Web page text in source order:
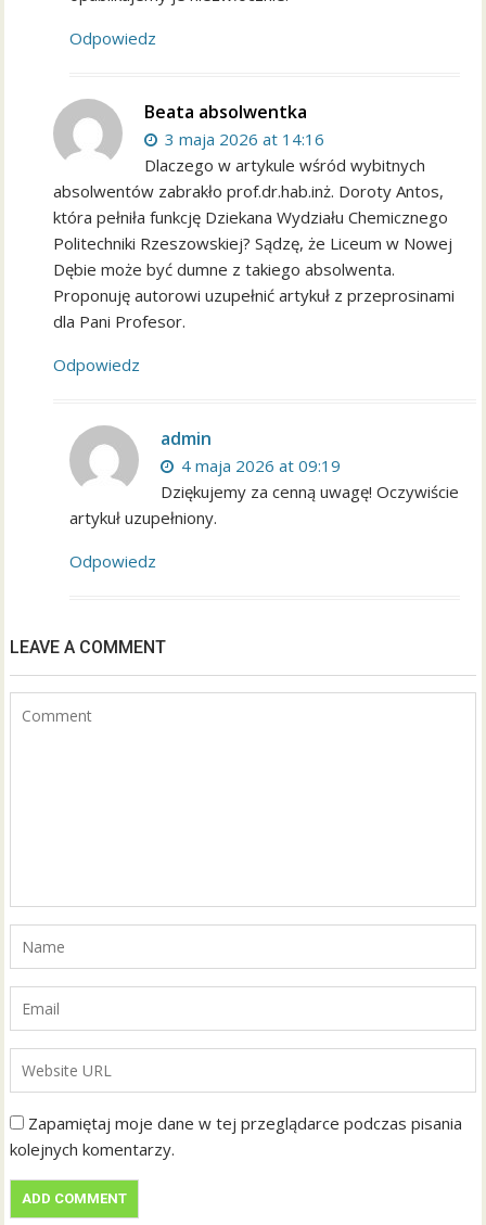
Odpowiedz
Beata absolwentka
3 maja 2026 at 14:16
Dlaczego w artykule wśród wybitnych
absolwentów zabrakło prof.dr.hab.inż. Doroty Antos,
która pełniła funkcję Dziekana Wydziału Chemicznego
Politechniki Rzeszowskiej? Sądzę, że Liceum w Nowej
Dębie może być dumne z takiego absolwenta.
Proponuję autorowi uzupełnić artykuł z przeprosinami
dla Pani Profesor.
Odpowiedz
admin
4 maja 2026 at 09:19
Dziękujemy za cenną uwagę! Oczywiście
artykuł uzupełniony.
Odpowiedz
LEAVE A COMMENT
Zapamiętaj moje dane w tej przeglądarce podczas pisania
kolejnych komentarzy.